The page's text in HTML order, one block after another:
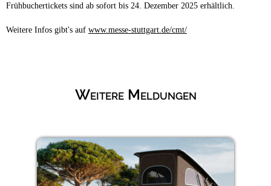
Frühbuchertickets sind ab sofort bis 24. Dezember 2025 erhältlich.
Weitere Infos gibt's auf www.messe-stuttgart.de/cmt/
Weitere Meldungen